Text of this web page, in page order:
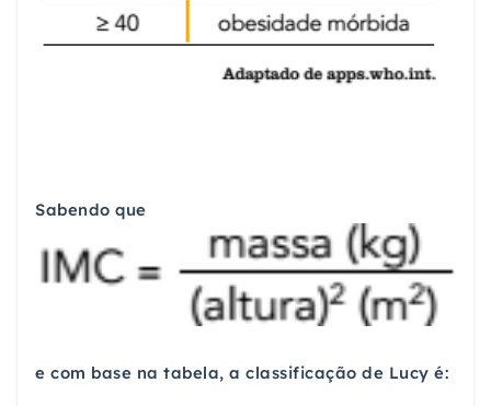
Sabendo que
e com base na tabela, a classificação de Lucy é: